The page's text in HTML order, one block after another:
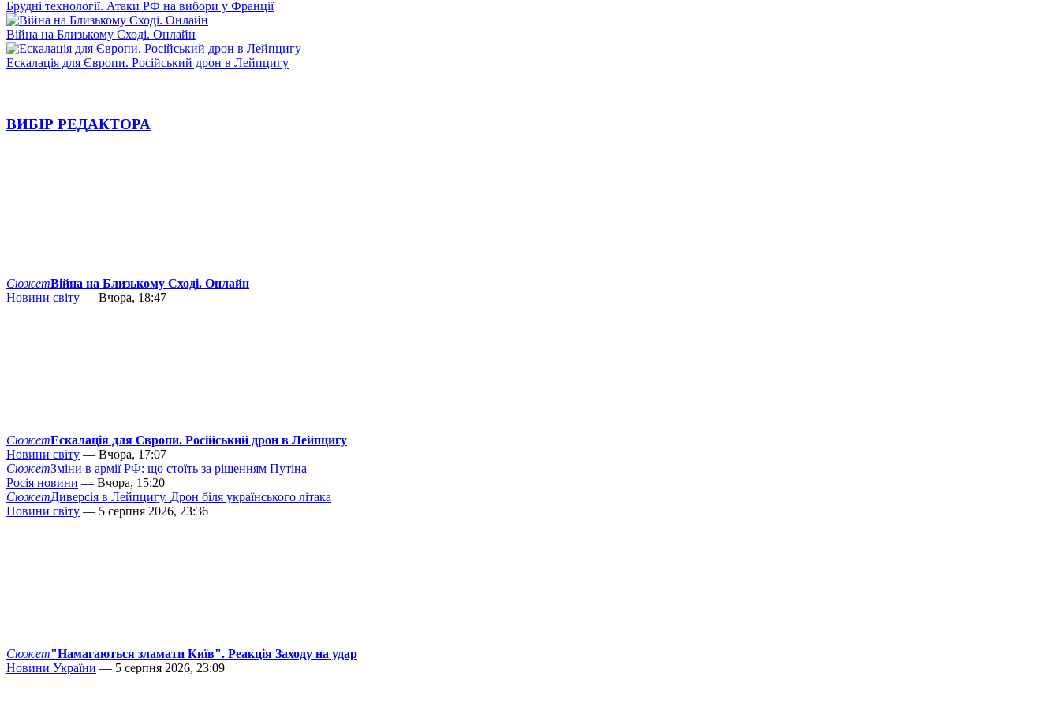
Брудні технології. Атаки РФ на вибори у Франції
Війна на Близькому Сході. Онлайн
Ескалація для Європи. Російський дрон в Лейпцигу
ВИБІР РЕДАКТОРА
СюжетВійна на Близькому Сході. Онлайн
Новини світу — Вчора, 18:47
СюжетЕскалація для Європи. Російський дрон в Лейпцигу
Новини світу — Вчора, 17:07
СюжетЗміни в армії РФ: що стоїть за рішенням Путіна
Росія новини — Вчора, 15:20
СюжетДиверсія в Лейпцигу. Дрон біля українського літака
Новини світу — 5 серпня 2026, 23:36
Сюжет"Намагаються зламати Київ". Реакція Заходу на удар
Новини України — 5 серпня 2026, 23:09